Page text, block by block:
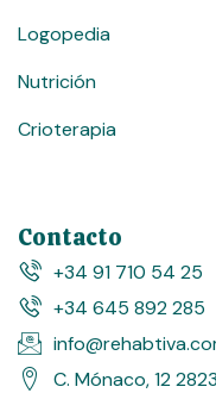
Logopedia
Nutrición
Crioterapia
Contacto
+34 91 710 54 25
+34 645 892 285
C. Mónaco, 12